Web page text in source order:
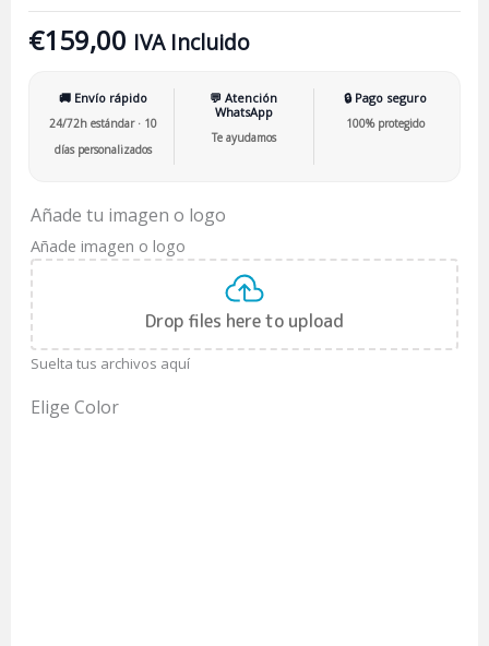
€159,00 IVA Incluido
🚚 Envío rápido
24/72h estándar · 10
días personalizados
💬 Atención
WhatsApp
Te ayudamos
🔒 Pago seguro
100% protegido
Añade tu imagen o logo
Añade imagen o logo
Drop files here to upload
Suelta tus archivos aquí
Elige Color